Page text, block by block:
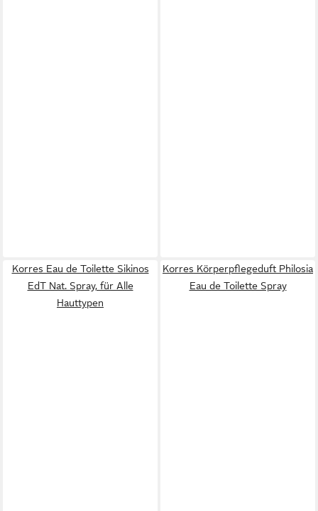
Korres Eau de Toilette Sikinos
EdT Nat. Spray, für Alle
Hauttypen
Korres Körperpflegeduft Philosia
Eau de Toilette Spray